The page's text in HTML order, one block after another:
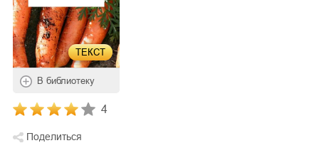
ТЕКСТ
В библиотеку
4
Поделиться